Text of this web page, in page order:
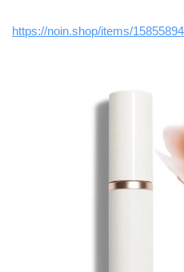
https://noin.shop/items/